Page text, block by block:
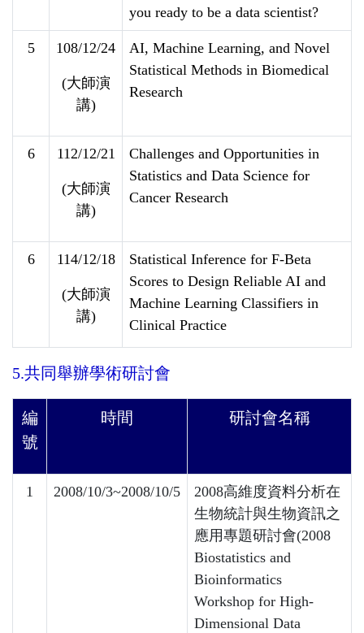
you ready to be a data scientist?
5 108/12/24
(大師演
講)
AI, Machine Learning, and Novel
Statistical Methods in Biomedical
Research
6 112/12/21
(大師演
講)
Challenges and Opportunities in
Statistics and Data Science for
Cancer Research
6 114/12/18
(大師演
講)
Statistical Inference for F-Beta
Scores to Design Reliable AI and
Machine Learning Classifiers in
Clinical Practice
5.共同舉辦學術研討會
編
號
時間 研討會名稱
1 2008/10/3~2008/10/5
2008高維度資料分析在
生物統計與生物資訊之
應用專題研討會(2008
Biostatistics and
Bioinformatics
Workshop for High-
Dimensional Data